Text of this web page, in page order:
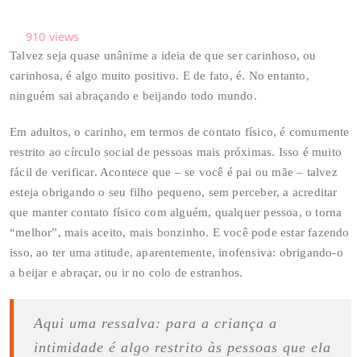
910 views
Talvez seja quase unânime a ideia de que ser carinhoso, ou
carinhosa, é algo muito positivo. E de fato, é. No entanto,
ninguém sai abraçando e beijando todo mundo.
Em adultos, o carinho, em termos de contato físico, é comumente
restrito ao círculo social de pessoas mais próximas. Isso é muito
fácil de verificar. Acontece que – se você é pai ou mãe – talvez
esteja obrigando o seu filho pequeno, sem perceber, a acreditar
que manter contato físico com alguém, qualquer pessoa, o torna
“melhor”, mais aceito, mais bonzinho. E você pode estar fazendo
isso, ao ter uma atitude, aparentemente, inofensiva: obrigando-o
a beijar e abraçar, ou ir no colo de estranhos.
Aqui uma ressalva: para a criança a
intimidade é algo restrito às pessoas que ela